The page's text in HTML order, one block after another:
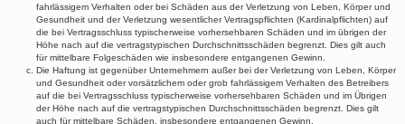
fahrlässigem Verhalten oder bei Schäden aus der Verletzung von Leben, Körper und
Gesundheit und der Verletzung wesentlicher Vertragspflichten (Kardinalpflichten) auf
die bei Vertragsschluss typischerweise vorhersehbaren Schäden und im übrigen der
Höhe nach auf die vertragstypischen Durchschnittsschäden begrenzt. Dies gilt auch
für mittelbare Folgeschäden wie insbesondere entgangenen Gewinn.
Die Haftung ist gegenüber Unternehmern außer bei der Verletzung von Leben, Körper
und Gesundheit oder vorsätzlichem oder grob fahrlässigem Verhalten des Betreibers
auf die bei Vertragsschluss typischerweise vorhersehbaren Schäden und im Übrigen
der Höhe nach auf die vertragstypischen Durchschnittsschäden begrenzt. Dies gilt
auch für mittelbare Schäden, insbesondere entgangenen Gewinn.